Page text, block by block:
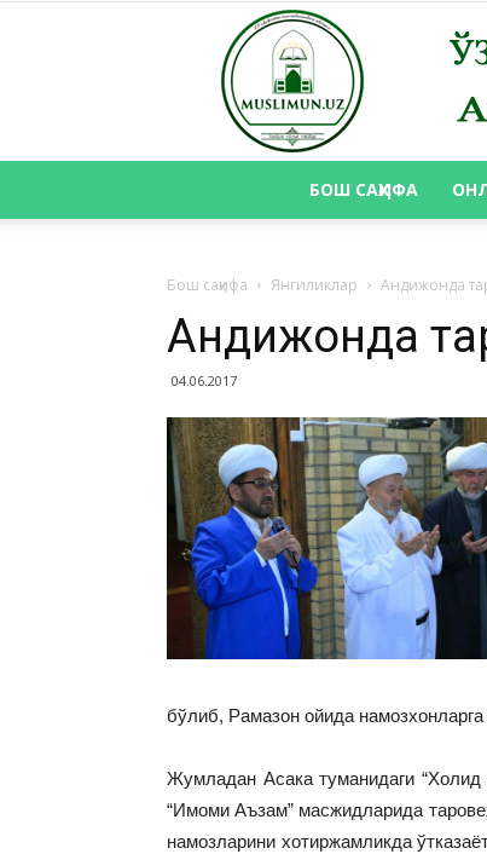
БОШ САҲИФА
Бош саҳифа Янгиликлар Андижонда
Андижонда
04.06.2017
бўлиб, Рамазон ойида
Жумладан Асака туманидаги “Холид
“Имоми Аъзам” масжидларида
намозларини хотиржамликда